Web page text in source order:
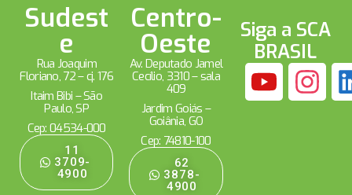
Sudest
e
Rua Joaquim
Floriano, 72 – cj. 176
Itaim Bibi – São
Paulo, SP
Cep: 04534-000
11
3709-
4900
Centro-
Oeste
Av. Deputado Jamel
Cecílio, 3310 – sala
409
Jardim Goiás –
Goiânia, GO
Cep: 74810-100
62
3878-
4900
Siga a SCA
BRASIL